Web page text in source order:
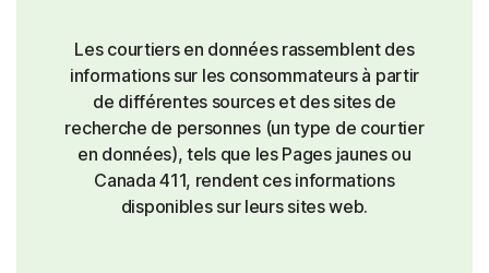
Les courtiers en données rassemblent des
informations sur les consommateurs à partir
de différentes sources et des sites de
recherche de personnes (un type de courtier
en données), tels que les Pages jaunes ou
Canada 411, rendent ces informations
disponibles sur leurs sites web.